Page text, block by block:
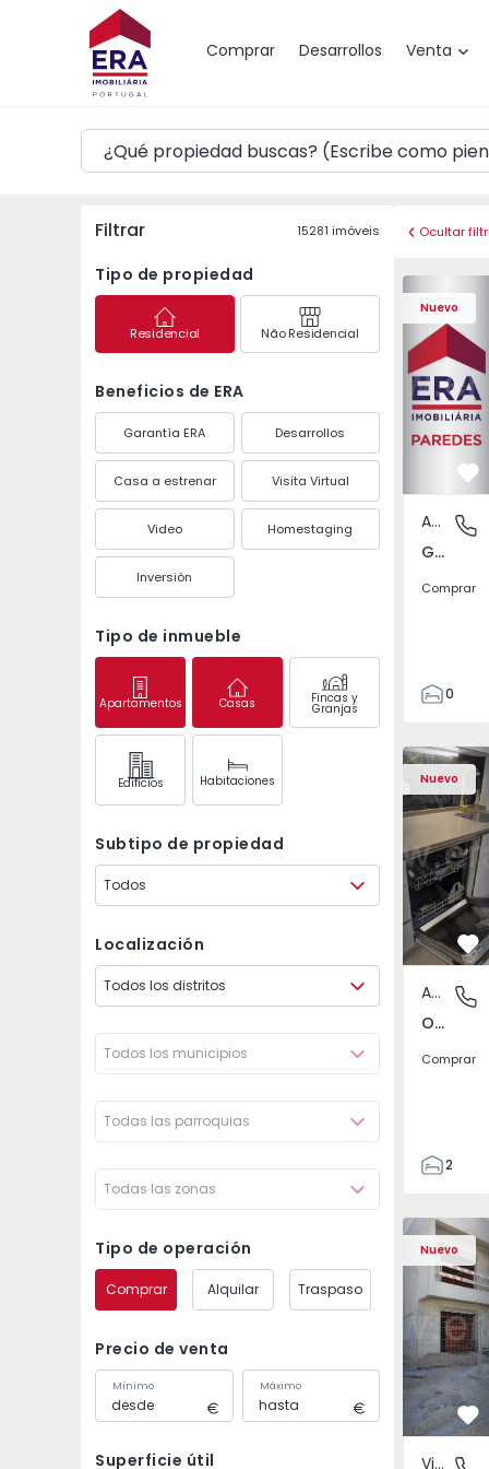
Comprar Desarrollos Venta
Mapa
Filtrar 15281 imóveis
Tipo de propiedad
Residencial Não Residencial
Beneficios de ERA
Garantía ERA Desarrollos
Casa a estrenar Visita Virtual
Video Homestaging
Inversión
Tipo de inmueble
Apartamentos Casas Fincas y
Granjas
Edifícios Habitaciones
Subtipo de propiedad
Todos
Localización
Todos los distritos
Todos los municipios
Todas las parroquias
Todas las zonas
Tipo de operación
Comprar Alquilar Traspaso
Precio de venta
Mínimo Máximo
Superficie útil
Ocultar
Nuevo
Gandra,
Apartamento
Gandra, Porto
Comprar
0
3
Nuevo
Apartamento T2
Apartamento
Odivelas, Lisboa
Comprar
2
70
82
1
2
Nuevo
Vivienda Pareada
Vivienda
Vivienda Pareada